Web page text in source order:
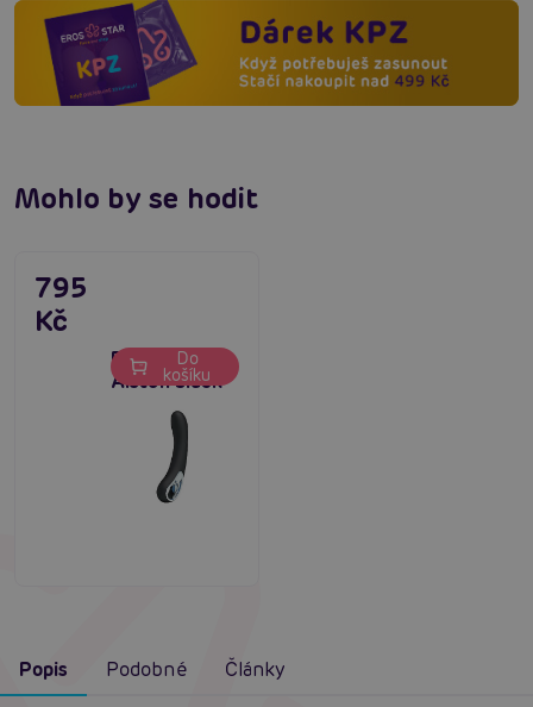
Mohlo by se hodit
Pretty Love
Alston black
795
Kč
Do
košíku
Popis Podobné Články